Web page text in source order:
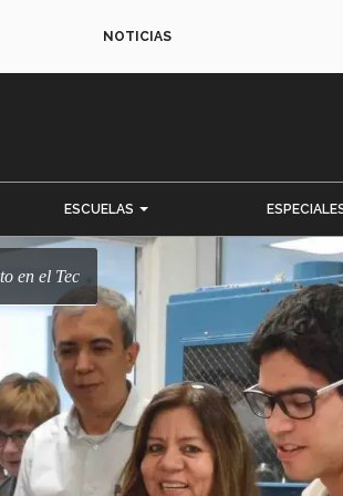
NOTICIAS
ESCUELAS
en el Tec